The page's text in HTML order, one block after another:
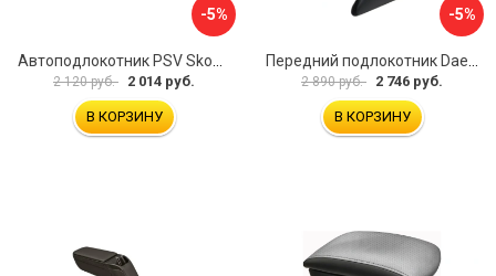
-5%
2 120 руб. 2 014 руб.
В КОРЗИНУ
-5%
2 890 руб. 2 746 руб.
В КОРЗИНУ